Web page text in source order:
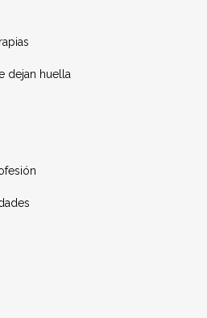
dejan huella